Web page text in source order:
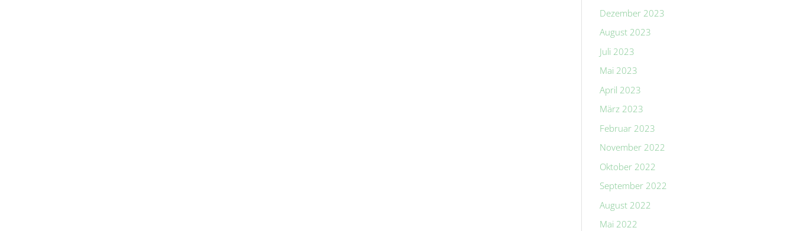
Dezember 2023
August 2023
Juli 2023
Mai 2023
April 2023
März 2023
Februar 2023
November 2022
Oktober 2022
September 2022
August 2022
Mai 2022